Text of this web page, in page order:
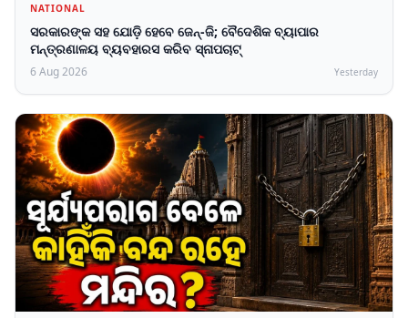
NATIONAL
ସରକାରଙ୍କ ସହ ଯୋଡ଼ି ହେବେ ଜେନ୍-ଜି; ବୈଦେଶିକ ବ୍ୟାପାର
ମନ୍ତ୍ରଣାଳୟ ବ୍ୟବହାରସ କରିବ ସ୍ନାପଚାଟ୍‌
6 Aug 2026 Yesterday